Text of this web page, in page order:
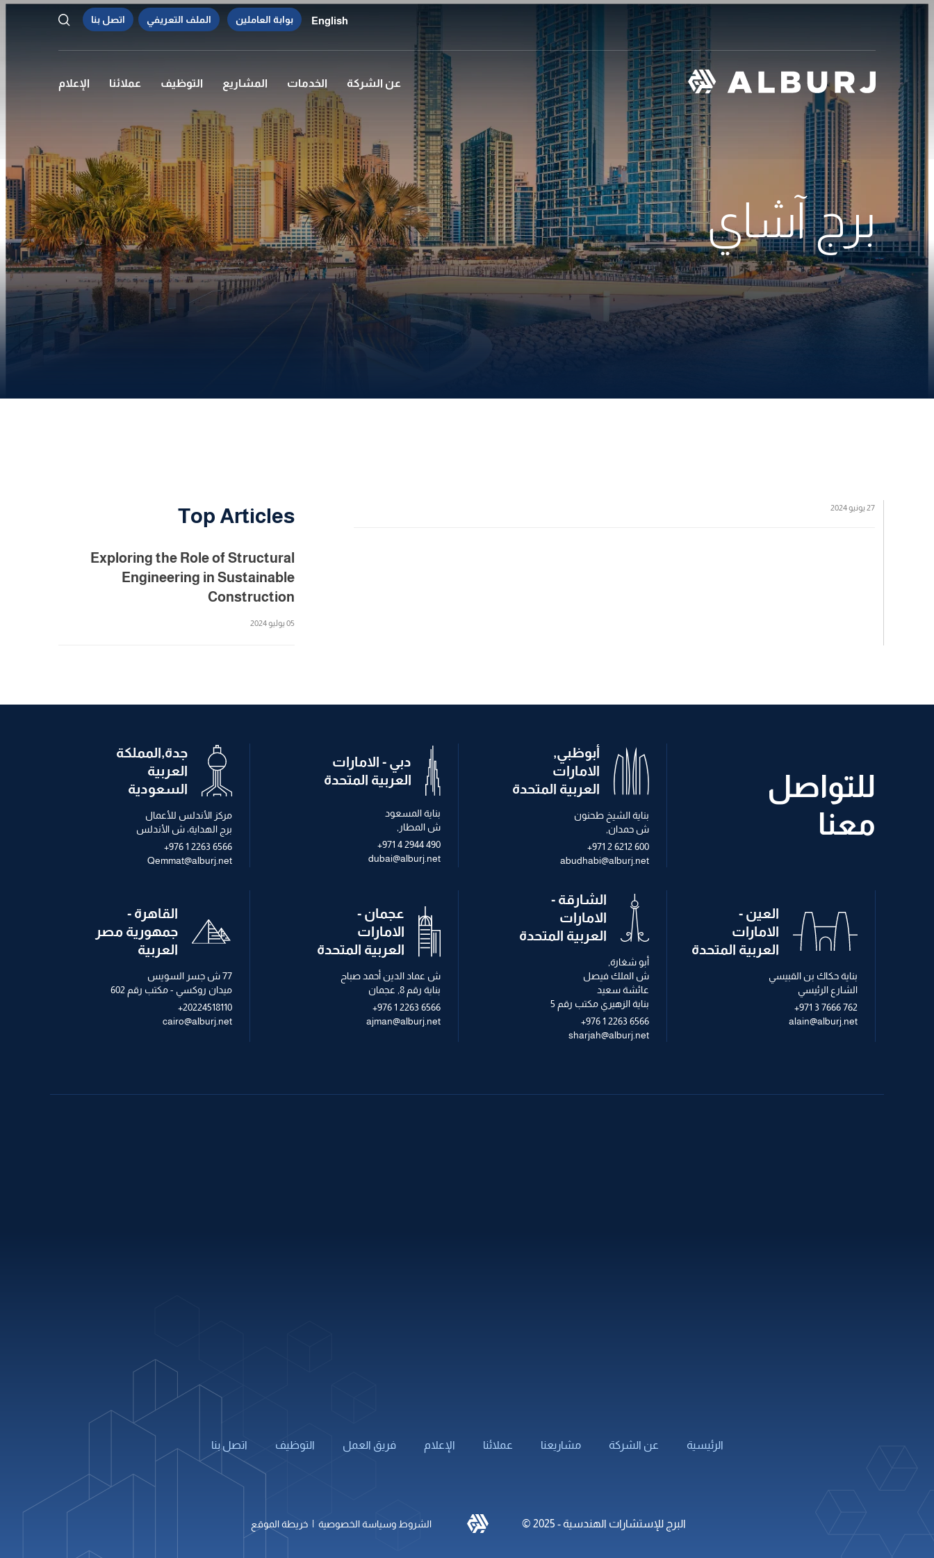
English بوابة العاملين الملف التعريفي اتصل بنا
عن الشركة الخدمات المشاريع التوظيف عملائنا الإعلام
برج آشاي
27 يونيو 2024 Top Articles
Exploring the Role of Structural
Engineering in Sustainable
Construction
05 يوليو 2024
للتواصل
معنا
أبوظبي,
الامارات
العربية المتحدة
بناية الشيخ طحنون
ش حمدان,
+971 2 6212 600
abudhabi@alburj.net
دبي - الامارات
العربية المتحدة
بناية المسعود
ش المطار,
+971 4 2944 490
dubai@alburj.net
جدة,المملكة
العربية
السعودية
مركز الأندلس للأعمال
برج الهداية، ش الأندلس
+976 1 2263 6566
Qemmat@alburj.net
العين -
الامارات
العربية المتحدة
بناية حكاك بن القبيسي
الشارع الرئيسي
+971 3 7666 762
alain@alburj.net
الشارقة -
الامارات
العربية المتحدة
أبو شغارة,
ش الملك فيصل
عائشة سعيد
بناية الزهيري مكتب رقم 5
+976 1 2263 6566
sharjah@alburj.net
عجمان -
الامارات
العربية المتحدة
ش عماد الدين أحمد صباح
بناية رقم 8, عجمان
+976 1 2263 6566
ajman@alburj.net
القاهرة -
جمهورية مصر
العربية
77 ش جسر السويس
ميدان روكسي - مكتب رقم 602
+20224518110
cairo@alburj.net
الرئيسية عن الشركة مشاريعنا عملائنا الإعلام فريق العمل التوظيف اتصل بنا
البرج للإستشارات الهندسية - 2025 © الشروط وسياسة الخصوصية | خريطة الموقع